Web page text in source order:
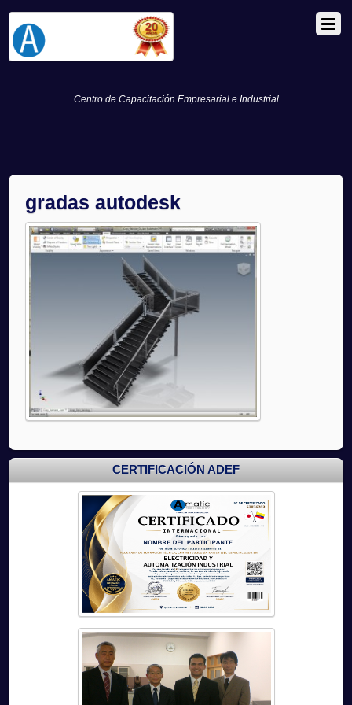
Centro de Capacitación Empresarial e Industrial
gradas autodesk
CERTIFICACIÓN ADEF